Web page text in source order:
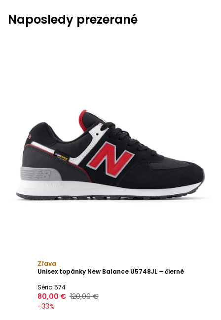
Naposledy prezerané
Zľava
Unisex topánky New Balance U5748JL – čierné
Séria 574
80,00 € 120,00 €
-33%